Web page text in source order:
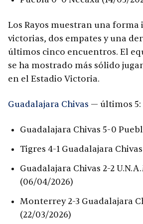
Los Rayos muestran una
victorias, dos empates y una
últimos cinco encuentros. El
se ha mostrado más sólido
en el Estadio Victoria.
Guadalajara Chivas — últimos 5:
Guadalajara Chivas 5-0
Tigres 4-1 Guadalajara
Guadalajara Chivas 2-2
(06/04/2026)
Monterrey 2-3 Guadalajara
(22/03/2026)